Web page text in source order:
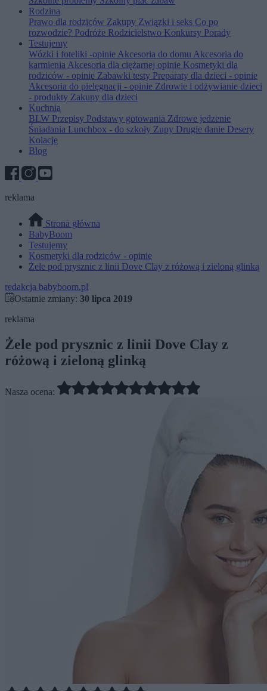
Rodzina
Prawo dla rodziców Zakupy Związki i seks Co po
rozwodzie? Podróże Rodzicielstwo Konkursy Porady
Testujemy
Wózki i foteliki -opinieAkcesoria do domu Akcesoria do
karmieniaAkcesoria dla ciężarnej opinie Kosmetyki dla
rodziców - opinie Zabawki testy Preparaty dla dzieci - opinie
Akcesoria do pielęgnacji - opinie Zdrowie i odżywianie dzieci
- produkty Zakupy dla dzieci
Kuchnia
BLW Przepisy Podstawy gotowania Zdrowe jedzenie
Śniadania Lunchbox - do szkoły Zupy Drugie danie Desery
Kolacje
Blog
reklama
Strona główna
BabyBoom
Testujemy
Kosmetyki dla rodziców - opinie
Żele pod prysznic z linii Dove Clay z różową i zieloną glinką
redakcja babyboom.pl
Ostatnie zmiany: 30 lipca 2019
reklama
Żele pod prysznic z linii Dove Clay z
różową i zieloną glinką
Nasza ocena: